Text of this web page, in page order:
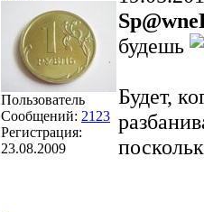
Пользователь
Сообщений: 2123
Регистрация:
23.08.2009
будешь
Будет,